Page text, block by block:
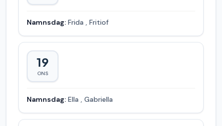
Namnsdag: Frida , Fritiof
19
ONS
Namnsdag: Ella , Gabriella